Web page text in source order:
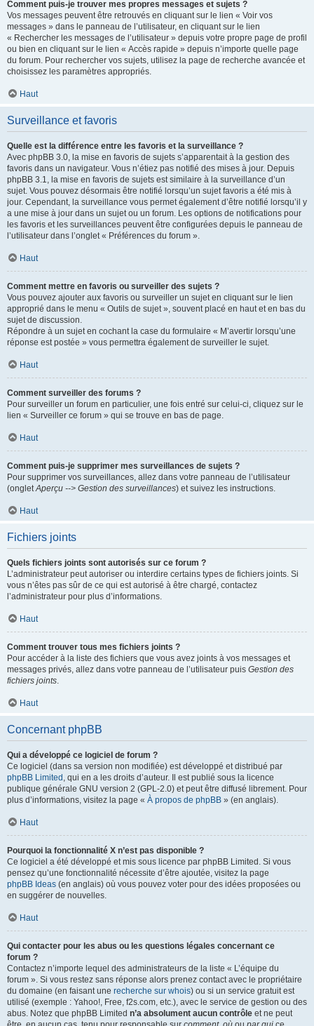
Comment puis-je trouver mes propres messages et sujets ?
Vos messages peuvent être retrouvés en cliquant sur le lien « Voir vos
messages » dans le panneau de l’utilisateur, en cliquant sur le lien
« Rechercher les messages de l’utilisateur » depuis votre propre page de profil
ou bien en cliquant sur le lien « Accès rapide » depuis n’importe quelle page
du forum. Pour rechercher vos sujets, utilisez la page de recherche avancée et
choisissez les paramètres appropriés.
Haut
Surveillance et favoris
Quelle est la différence entre les favoris et la surveillance ?
Avec phpBB 3.0, la mise en favoris de sujets s’apparentait à la gestion des
favoris dans un navigateur. Vous n’étiez pas notifié des mises à jour. Depuis
phpBB 3.1, la mise en favoris de sujets est similaire à la surveillance d’un
sujet. Vous pouvez désormais être notifié lorsqu’un sujet favoris a été mis à
jour. Cependant, la surveillance vous permet également d’être notifié lorsqu’il y
a une mise à jour dans un sujet ou un forum. Les options de notifications pour
les favoris et les surveillances peuvent être configurées depuis le panneau de
l’utilisateur dans l’onglet « Préférences du forum ».
Haut
Comment mettre en favoris ou surveiller des sujets ?
Vous pouvez ajouter aux favoris ou surveiller un sujet en cliquant sur le lien
approprié dans le menu « Outils de sujet », souvent placé en haut et en bas du
sujet de discussion.
Répondre à un sujet en cochant la case du formulaire « M’avertir lorsqu’une
réponse est postée » vous permettra également de surveiller le sujet.
Haut
Comment surveiller des forums ?
Pour surveiller un forum en particulier, une fois entré sur celui-ci, cliquez sur le
lien « Surveiller ce forum » qui se trouve en bas de page.
Haut
Comment puis-je supprimer mes surveillances de sujets ?
Pour supprimer vos surveillances, allez dans votre panneau de l’utilisateur
(ongletAperçu --> Gestion des surveillances) et suivez les instructions.
Haut
Fichiers joints
Quels fichiers joints sont autorisés sur ce forum ?
L’administrateur peut autoriser ou interdire certains types de fichiers joints. Si
vous n’êtes pas sûr de ce qui est autorisé à être chargé, contactez
l’administrateur pour plus d’informations.
Haut
Comment trouver tous mes fichiers joints ?
Pour accéder à la liste des fichiers que vous avez joints à vos messages et
messages privés, allez dans votre panneau de l’utilisateur puis Gestion des
fichiers joints.
Haut
Concernant phpBB
Qui a développé ce logiciel de forum ?
Ce logiciel (dans sa version non modifiée) est développé et distribué par
phpBB Limited , qui en a les droits d’auteur. Il est publié sous la licence
publique générale GNU version 2 (GPL-2.0) et peut être diffusé librement. Pour
plus d’informations, visitez la page « À propos de phpBB » (en anglais).
Haut
Pourquoi la fonctionnalité X n’est pas disponible ?
Ce logiciel a été développé et mis sous licence par phpBB Limited. Si vous
pensez qu’une fonctionnalité nécessite d’être ajoutée, visitez la page
phpBB Ideas (en anglais) où vous pouvez voter pour des idées proposées ou
en suggérer de nouvelles.
Haut
Qui contacter pour les abus ou les questions légales concernant ce
forum ?
Contactez n’importe lequel des administrateurs de la liste « L’équipe du
forum ». Si vous restez sans réponse alors prenez contact avec le propriétaire
du domaine (en faisant une recherche sur whois) ou si un service gratuit est
utilisé (exemple : Yahoo!, Free, f2s.com, etc.), avec le service de gestion ou des
abus. Notez que phpBB Limited n’a absolument aucun contrôle et ne peut